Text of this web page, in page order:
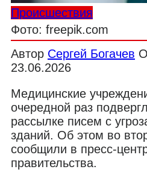
Происшествия
Фото: freepik.com
Автор Сергей Богачев
23.06.2026
Медицинские
очередной раз
рассылке писем с
зданий. Об этом во
сообщили в пресс-
правительства.